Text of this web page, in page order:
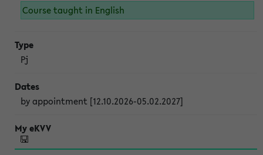
Course taught in English
Pj
by appointment [12.10.2026-05.02.2027]